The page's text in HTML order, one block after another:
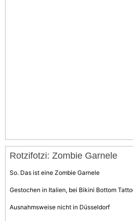
Rotzifotzi: Zombie Garnele
So. Das ist eine Zombie Garnele
Gestochen in Italien, bei Bikini Bottom
Ausnahmsweise nicht in Düsseldorf